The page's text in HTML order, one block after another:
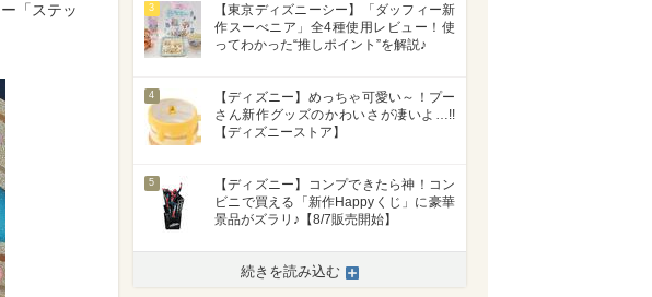
「ステッ
3
【東京ディズニーシー】「ダッフィー新
作スーべニア」全4種使用レビュー！使
ってわかった“推しポイント”を解説♪
4
【ディズニー】めっちゃ可愛い～！プー
さん新作グッズのかわいさが凄いよ…!!
【ディズニーストア】
5
【ディズニー】コンプできたら神！コン
ビニで買える「新作Happyくじ」に豪華
景品がズラリ♪【8/7販売開始】
続きを読み込む